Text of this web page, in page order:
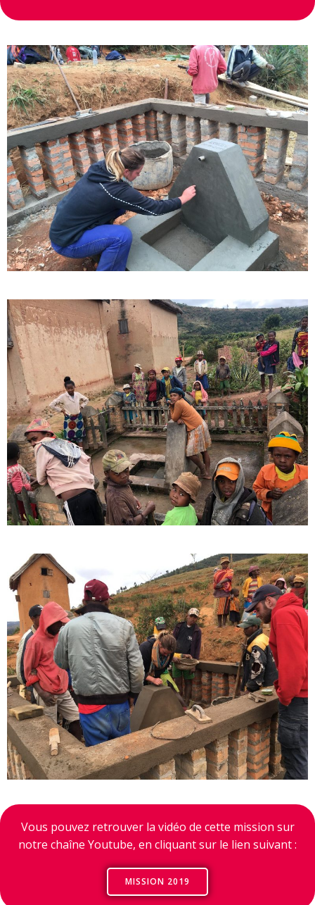
Vous pouvez retrouver la vidéo de cette mission sur
notre chaîne Youtube, en cliquant sur le lien suivant :
MISSION 2019